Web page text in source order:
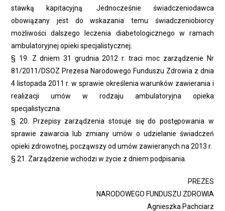
stawką kapitacyjną. Jednocześnie świadczeniodawca
obowiązany jest do wskazania temu świadczeniobiorcy
możliwości dalszego leczenia diabetologicznego w ramach
ambulatoryjnej opieki specjalistycznej.
§ 19. Z dniem 31 grudnia 2012 r. traci moc zarządzenie Nr
81/2011/DSOZ Prezesa Narodowego Funduszu Zdrowia z dnia
4 listopada 2011 r. w sprawie określenia warunków zawierania i
realizacji umów w rodzaju ambulatoryjna opieka
specjalistyczna.
§ 20. Przepisy zarządzenia stosuje się do postępowania w
sprawie zawarcia lub zmiany umów o udzielanie świadczeń
opieki zdrowotnej, począwszy od umów zawieranych na 2013 r.
§ 21. Zarządzenie wchodzi w życie z dniem podpisania.
PREZES
NARODOWEGO FUNDUSZU ZDROWIA
Agnieszka Pachciarz